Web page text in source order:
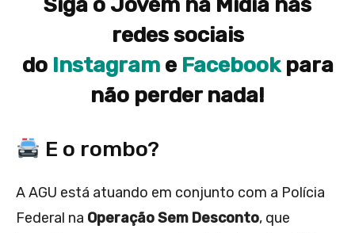
redes sociais
do Instagram e Facebookpara
não perder nada!
E o rombo?
A AGU está atuando em conjunto com a Polícia
Federal na Operação Sem Desconto, que